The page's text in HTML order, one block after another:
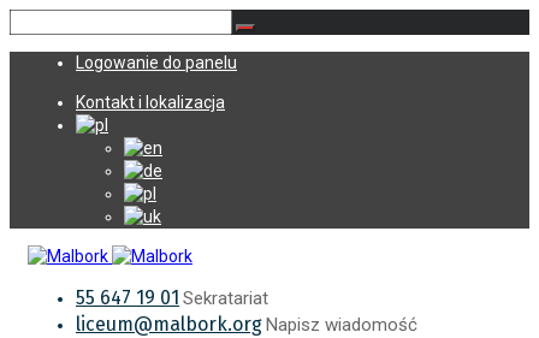
Logowanie do panelu
Kontakt i lokalizacja
55 647 19 01 Sekratariat
liceum@malbork.orgNapisz wiadomość